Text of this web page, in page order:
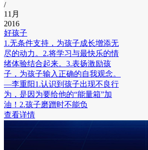
/
11月
2016
好孩子
1.无条件支持，为孩子成长增添无
尽的动力。2.将学习与最快乐的情
绪体验结合起来。3.表扬激励孩
子，为孩子输入正确的自我观念。
—李重阳1.认识到孩子出现不良行
为，是因为要给他的“能量箱”加
油！2.孩子磨蹭时不能负
查看详情